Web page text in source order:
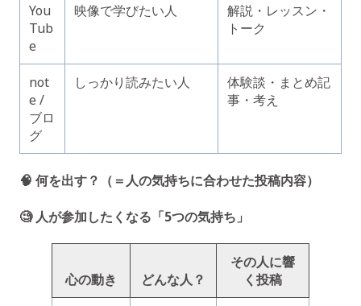
You
Tub
e
映像で学びたい人
解説・レッスン・
トーク
not
e /
ブロ
グ
しっかり読みたい人
体験談・まとめ記
事・考え
🧠 何を出す？（＝人の気持ちに合わせた投稿内容）
🧐 人が参加したくなる「5つの気持ち」
心の動き どんな人？
その人に響
く投稿